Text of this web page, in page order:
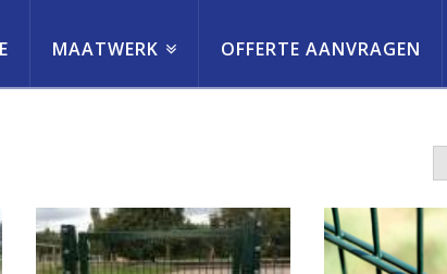
MAATWERK OFFERTE AANVRAGEN